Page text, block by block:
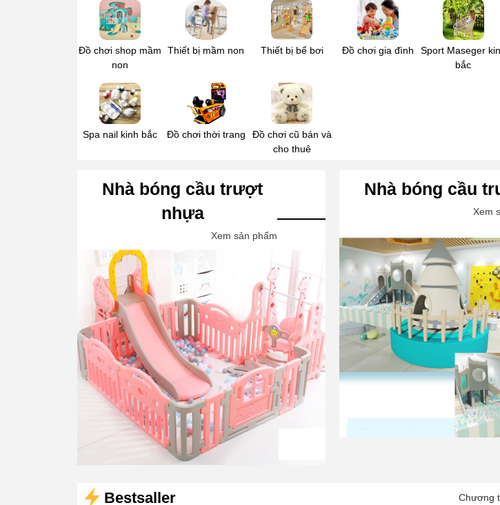
Đồ chơi shop mầm
non
Thiết bị mầm non Thiết bị bể bơi Đồ chơi gia đình
Sport Maseger
bắc
Spa nail kinh bắc Đồ chơi thời trang
Đồ chơi cũ bán và
cho thuê
Nhà bóng cầu trượt
nhựa
Xem sản phẩm
Nhà bóng cầu
Xem
Bestsaller Chương
Tin nhắn của bạn*